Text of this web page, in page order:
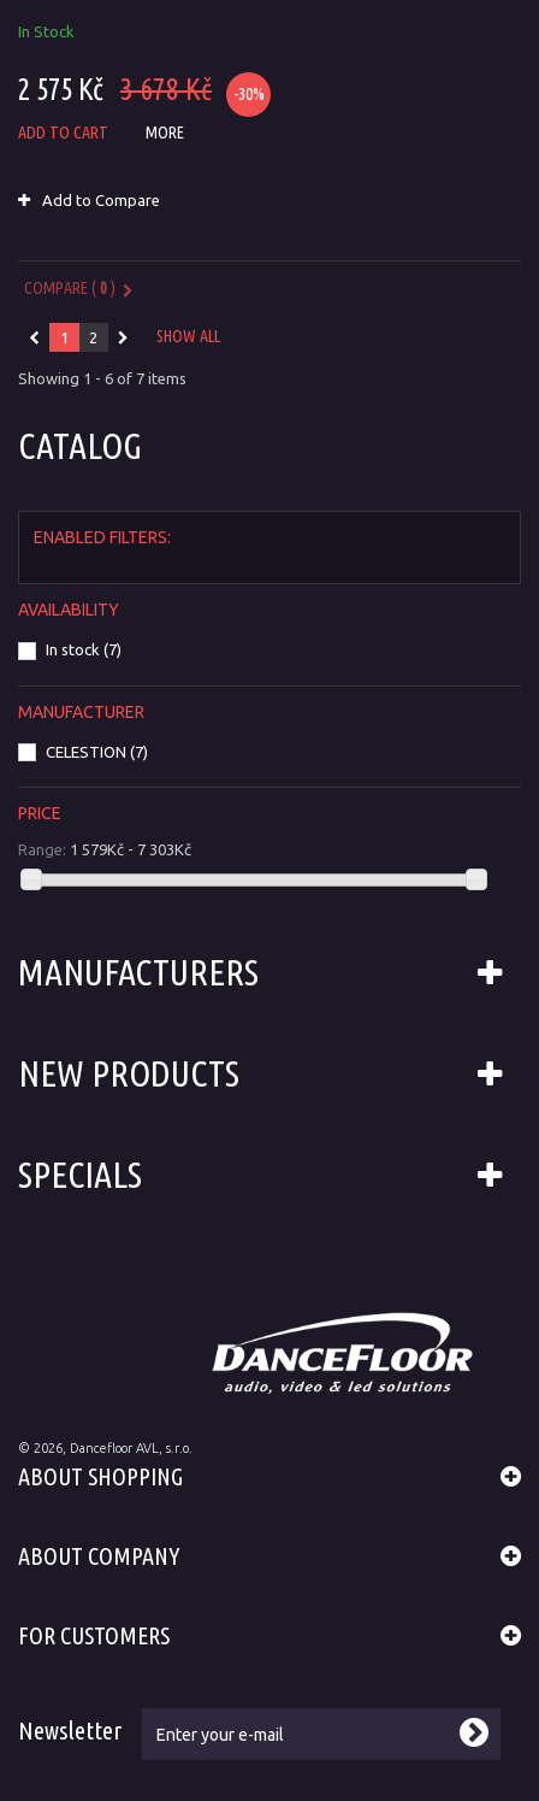
In Stock
2 575 Kč 3 678 Kč -30%
ADD TO CART MORE
Add to Compare
COMPARE (0)
SHOW ALL
1 2
Showing 1 - 6 of 7 items
CATALOG
ENABLED FILTERS:
AVAILABILITY
In stock (7)
MANUFACTURER
CELESTION (7)
PRICE
Range: 1 579Kč - 7 303Kč
MANUFACTURERS
NEW PRODUCTS
SPECIALS
© 2026 , Dancefloor AVL, s.r.o.
ABOUT SHOPPING
ABOUT COMPANY
FOR CUSTOMERS
Newsletter